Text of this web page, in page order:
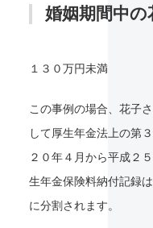
婚姻期間中の
１３０万円未満
この事例の場合、花子
して厚生年金法上の第
２０年４月から平成２
生年金保険料納付記録
に分割されます。